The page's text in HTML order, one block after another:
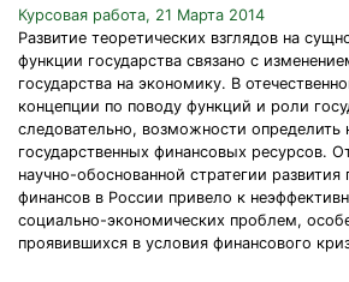
Курсовая работа, 21 Марта 2014
Развитие теоретических взглядов на
функции государства связано с
государства на экономику. В
концепции по поводу функций и роли
следовательно, возможности
государственных финансовых ресурсов.
научно-обоснованной стратегии развития
финансов в России привело к
социально-экономических проблем,
проявившихся в условия финансового